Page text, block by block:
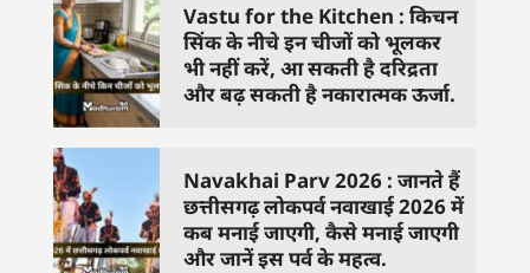
Vastu for the Kitchen : किचन
सिंक के नीचे इन चीजों को भूलकर
भी नहीं करें, आ सकती है दरिद्रता
और बढ़ सकती है नकारात्मक ऊर्जा.
Navakhai Parv 2026 : जानते हैं
छत्तीसगढ़ लोकपर्व नवाखाई 2026 में
कब मनाई जाएगी, कैसे मनाई जाएगी
और जानें इस पर्व के महत्व.